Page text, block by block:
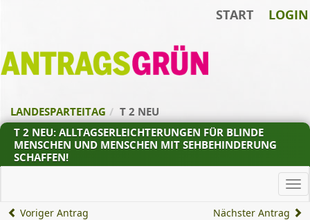
START LOGIN
Zur
Startseite
LANDESPARTEITAG
T 2 NEU
T 2 NEU: ALLTAGSERLEICHTERUNGEN FÜR BLINDE
MENSCHEN UND MENSCHEN MIT SEHBEHINDERUNG
SCHAFFEN!
Voriger Antrag Nächster Antrag